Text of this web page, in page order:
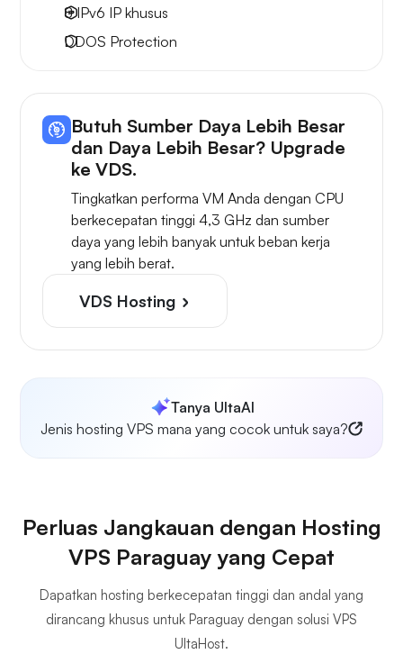
8 IPv6 IP khusus
DDOS Protection
Butuh Sumber Daya Lebih Besar
dan Daya Lebih Besar? Upgrade
ke VDS.
Tingkatkan performa VM Anda dengan CPU
berkecepatan tinggi 4,3 GHz dan sumber
daya yang lebih banyak untuk beban kerja
yang lebih berat.
VDS Hosting
Tanya UltaAI
Jenis hosting VPS mana yang cocok untuk saya?
Perluas Jangkauan dengan Hosting
VPS Paraguay yang Cepat
Dapatkan hosting berkecepatan tinggi dan andal yang
dirancang khusus untuk Paraguay dengan solusi VPS
UltaHost.